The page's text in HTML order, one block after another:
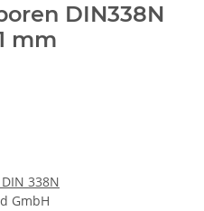
DIN338N
mm
338N
GmbH